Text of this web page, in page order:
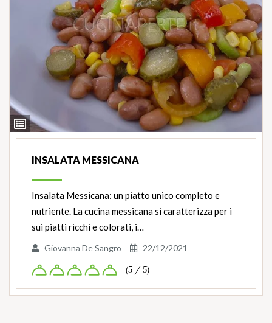
Ingredienti
INSALATA MESSICANA
Insalata Messicana: un piatto unico completo e
nutriente. La cucina messicana si caratterizza per i
sui piatti ricchi e colorati, i…
Giovanna De Sangro 22/12/2021
(5 / 5)